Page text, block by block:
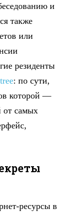
и
также
или
резиденты
: по сути,
которой —
от самых
ресурсы в